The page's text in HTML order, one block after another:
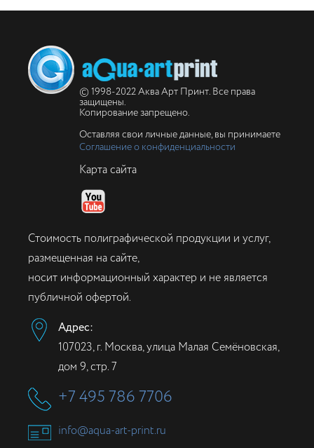
© 1998-2022 Аква Арт Принт. Все права
защищены.
Копирование запрещено.
Оставляя свои личные данные, вы принимаете
Соглашение о конфиденциальности
Карта сайта
Стоимость полиграфической продукции и услуг,
размещенная на сайте,
носит информационный характер и не является
публичной офертой.
Адрес:
107023, г. Москва, улица Малая Семёновская,
дом 9, стр. 7
+7 495 786 7706
info@aqua-art-print.ru